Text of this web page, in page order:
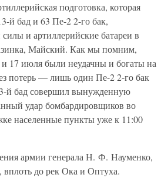
подготовка, которая
й бад и 63 Пе-2 2-го бак,
и артиллерийские батареи в
Майский. Как мы помним,
17 июля были неудачны и богаты на
потерь — лишь один Пе-2 2-го бак
й бад совершил вынужденную
удар бомбардировщиков во
населенные пункты уже к 11:00
армии генерала Н. Ф. Науменко,
до рек Ока и Оптуха.